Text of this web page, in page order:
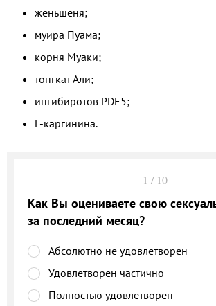
женьшеня;
муира Пуама;
корня Муаки;
тонгкат Али;
ингибиротов PDE5;
L-каргинина.
1 / 10
Как Вы оцениваете свою
за последний месяц?
Абсолютно не удовлетворен
Удовлетворен частично
Полностью удовлетворен